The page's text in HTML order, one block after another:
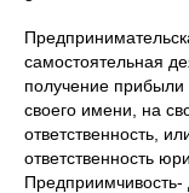
самостоятельная
получение прибыли
своего имени, на
ответственность,
ответственность
Предприимчивость-